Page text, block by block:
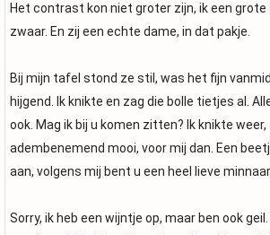
Het contrast kon niet groter zijn, ik een
zwaar. En zij een echte dame, in dat pakje.
Bij mijn tafel stond ze stil, was het fijn
hijgend. Ik knikte en zag die bolle tietjes al.
ook. Mag ik bij u komen zitten? Ik knikte
adembenemend mooi, voor mij dan. Een
aan, volgens mij bent u een heel lieve
Sorry, ik heb een wijntje op, maar ben ook